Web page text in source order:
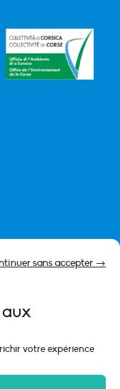
votre expérience
sans accepter →